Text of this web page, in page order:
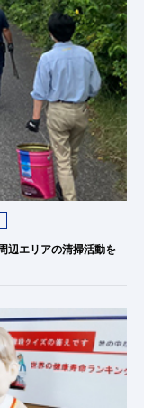
辺エリアの清掃活動を